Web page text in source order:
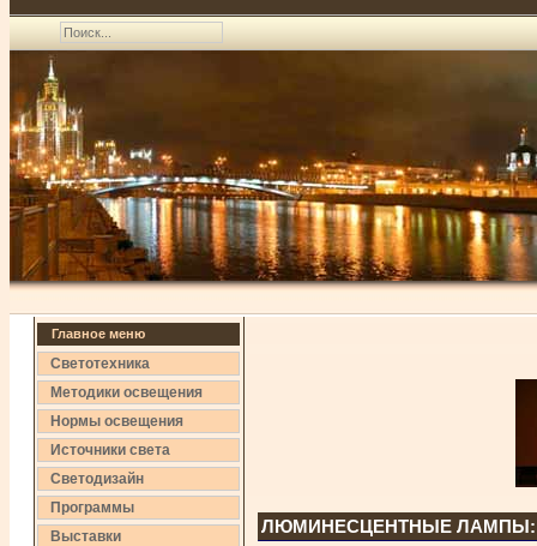
Главное меню
Светотехника
Методики освещения
Нормы освещения
Источники света
Светодизайн
Программы
Выставки
ЛЮМИНЕСЦЕНТНЫЕ ЛАМПЫ: